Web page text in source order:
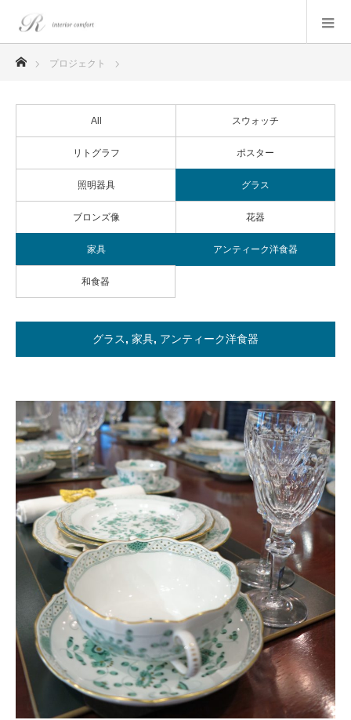
プロジェクト
All スウォッチ
リトグラフ ポスター
照明器具 グラス
ブロンズ像 花器
家具 アンティーク洋食器
和食器
グラス, 家具, アンティーク洋食器